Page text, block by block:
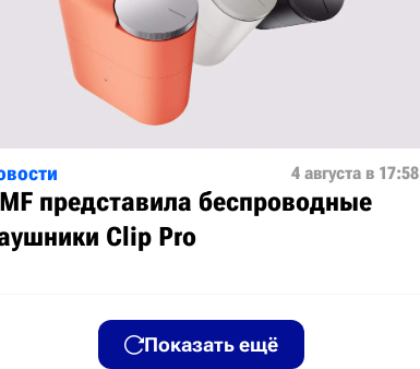
4 августа в 17:58
представила беспроводные
Clip Pro
Показать ещё